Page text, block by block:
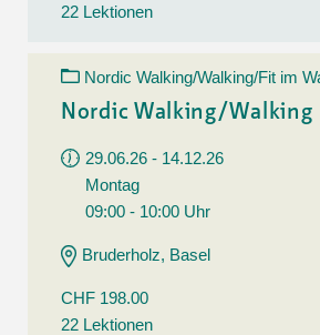
22 Lektionen
Nordic Walking/Walking/Fit im
Nordic Walking/Walking
29.06.26 - 14.12.26
Montag
09:00 - 10:00 Uhr
Bruderholz, Basel
CHF 198.00
22 Lektionen